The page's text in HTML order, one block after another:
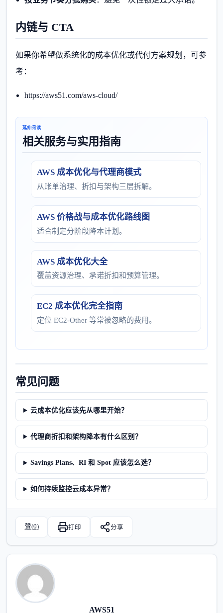
内链与 CTA
如果你希望做系统化的成本优化或代付方案规划，可参
考：
https://aws51.com/aws-cloud/
延伸阅读
相关服务与实用指南
AWS 成本优化与代理商模式
从账单治理、折扣与架构三层拆解。
AWS 价格战与成本优化路线图
适合制定分阶段降本计划。
AWS 成本优化大全
覆盖资源治理、承诺折扣和预算管理。
EC2 成本优化完全指南
定位 EC2-Other 等常被忽略的费用。
常见问题
云成本优化应该先从哪里开始？
代理商折扣和架构降本有什么区别？
Savings Plans、RI 和 Spot 应该怎么选？
如何持续监控云成本异常？
赞(0) 打印 分享
AWS51